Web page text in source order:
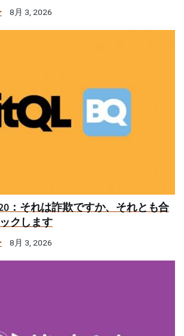
8月 3, 2026
：それは詐欺ですか、それとも合
クします
8月 3, 2026